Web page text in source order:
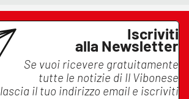
Iscriviti
alla Newsletter
Se vuoi ricevere gratuitamente
tutte le notizie di Il Vibonese
lascia il tuo indirizzo email e iscriviti